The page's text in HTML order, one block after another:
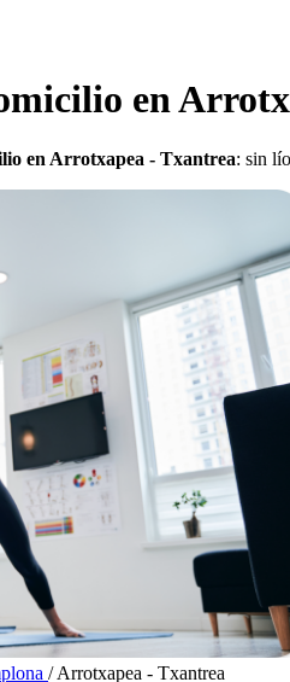
en
en Arrotxapea - Txantrea: sin
/ Arrotxapea - Txantrea